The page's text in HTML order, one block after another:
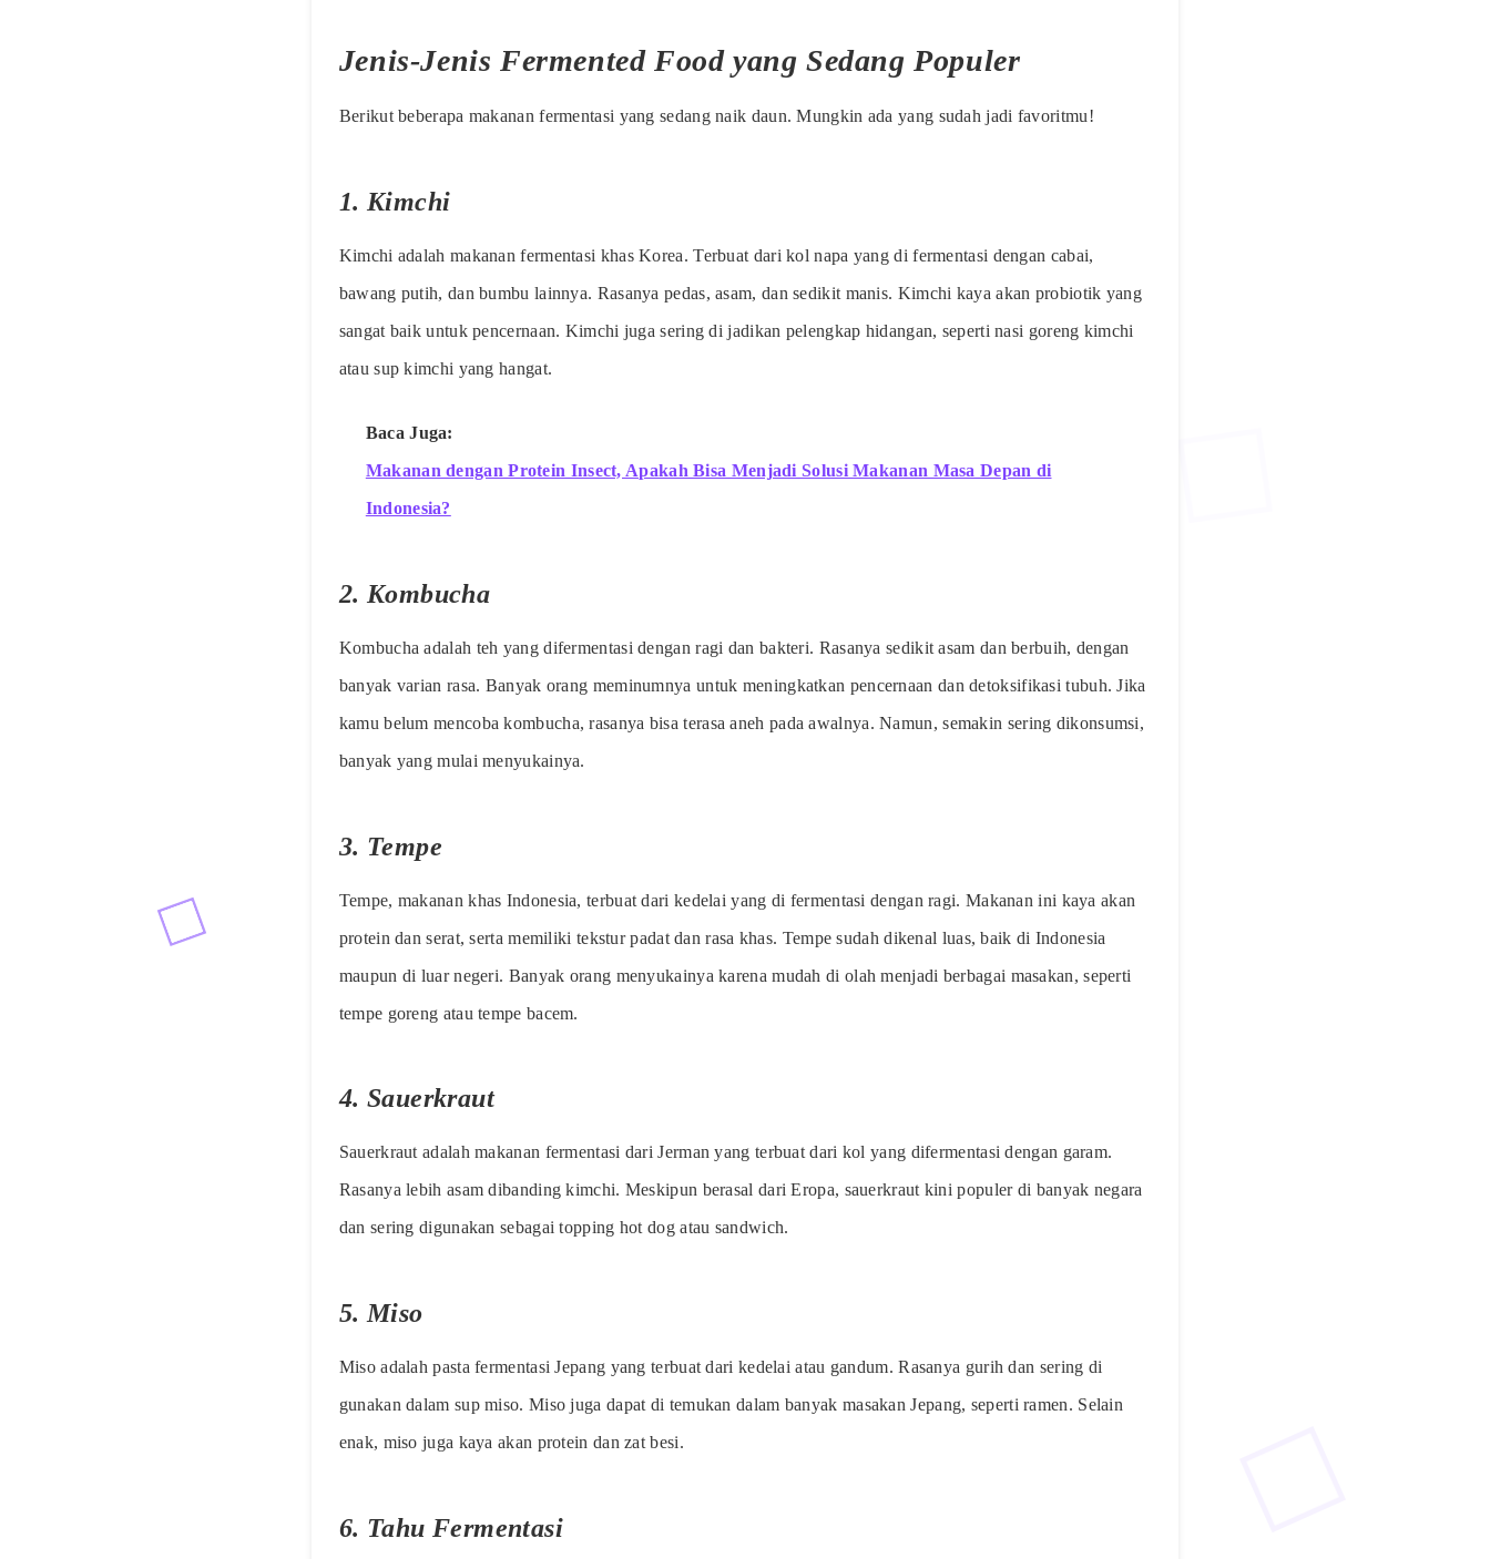
Jenis-Jenis Fermented Food yang Sedang Populer
Berikut beberapa makanan fermentasi yang sedang naik daun. Mungkin ada yang sudah jadi favoritmu!
1. Kimchi
Kimchi adalah makanan fermentasi khas Korea. Terbuat dari kol napa yang di fermentasi dengan cabai,
bawang putih, dan bumbu lainnya. Rasanya pedas, asam, dan sedikit manis. Kimchi kaya akan probiotik yang
sangat baik untuk pencernaan. Kimchi juga sering di jadikan pelengkap hidangan, seperti nasi goreng kimchi
atau sup kimchi yang hangat.
Baca Juga:
Makanan dengan Protein Insect, Apakah Bisa Menjadi Solusi Makanan Masa Depan di
Indonesia?
2. Kombucha
Kombucha adalah teh yang difermentasi dengan ragi dan bakteri. Rasanya sedikit asam dan berbuih, dengan
banyak varian rasa. Banyak orang meminumnya untuk meningkatkan pencernaan dan detoksifikasi tubuh. Jika
kamu belum mencoba kombucha, rasanya bisa terasa aneh pada awalnya. Namun, semakin sering dikonsumsi,
banyak yang mulai menyukainya.
3. Tempe
Tempe, makanan khas Indonesia, terbuat dari kedelai yang di fermentasi dengan ragi. Makanan ini kaya akan
protein dan serat, serta memiliki tekstur padat dan rasa khas. Tempe sudah dikenal luas, baik di Indonesia
maupun di luar negeri. Banyak orang menyukainya karena mudah di olah menjadi berbagai masakan, seperti
tempe goreng atau tempe bacem.
4. Sauerkraut
Sauerkraut adalah makanan fermentasi dari Jerman yang terbuat dari kol yang difermentasi dengan garam.
Rasanya lebih asam dibanding kimchi. Meskipun berasal dari Eropa, sauerkraut kini populer di banyak negara
dan sering digunakan sebagai topping hot dog atau sandwich.
5. Miso
Miso adalah pasta fermentasi Jepang yang terbuat dari kedelai atau gandum. Rasanya gurih dan sering di
gunakan dalam sup miso. Miso juga dapat di temukan dalam banyak masakan Jepang, seperti ramen. Selain
enak, miso juga kaya akan protein dan zat besi.
6. Tahu Fermentasi